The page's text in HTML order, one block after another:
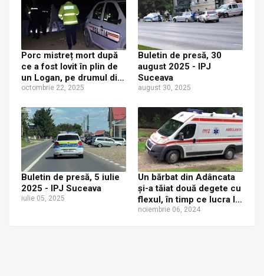
Porc mistreț mort după
ce a fost lovit în plin de
un Logan, pe drumul din
pădurea Adâncata
octombrie 22, 2025
Buletin de presă, 30
august 2025 - IPJ
Suceava
august 30, 2025
Buletin de presă, 5 iulie
2025 - IPJ Suceava
iulie 05, 2025
Un bărbat din Adâncata
și-a tăiat două degete cu
flexul, în timp ce lucra la
o construcție din lemn
noiembrie 06, 2024